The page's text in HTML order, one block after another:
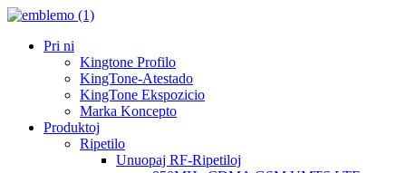
Pri ni
Kingtone Profilo
KingTone-Atestado
KingTone Ekspozicio
Marka Koncepto
Produktoj
Ripetilo
Unuopaj RF-Ripetiloj